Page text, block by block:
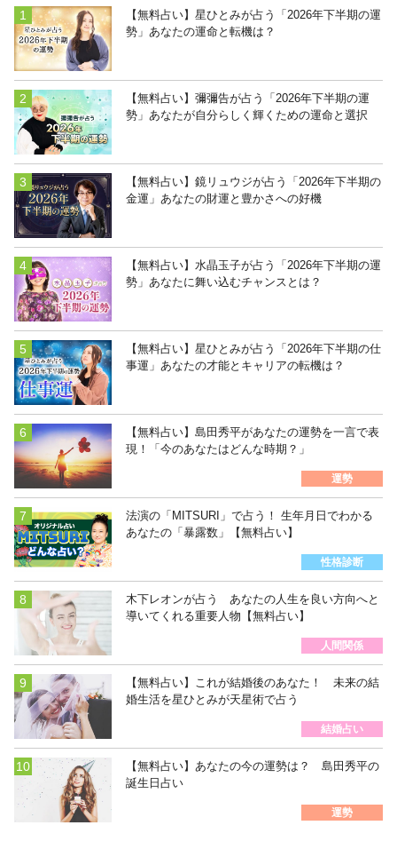
【無料占い】星ひとみが占う「2026年下半期の運
勢」あなたの運命と転機は？
【無料占い】彌彌告が占う「2026年下半期の運
勢」あなたが自分らしく輝くための運命と選択
【無料占い】鏡リュウジが占う「2026年下半期の
金運」あなたの財運と豊かさへの好機
【無料占い】水晶玉子が占う「2026年下半期の運
勢」あなたに舞い込むチャンスとは？
【無料占い】星ひとみが占う「2026年下半期の仕
事運」あなたの才能とキャリアの転機は？
【無料占い】島田秀平があなたの運勢を一言で表
現！「今のあなたはどんな時期？」
運勢
法演の「MITSURI」で占う！ 生年月日でわかる
あなたの「暴露数」【無料占い】
性格診断
木下レオンが占う あなたの人生を良い方向へと
導いてくれる重要人物【無料占い】
人間関係
【無料占い】これが結婚後のあなた！ 未来の結
婚生活を星ひとみが天星術で占う
結婚占い
【無料占い】あなたの今の運勢は？ 島田秀平の
誕生日占い
運勢